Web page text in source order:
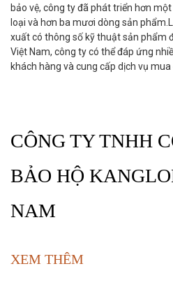
bảo vệ, công ty đã phát triển hơn
loại và hơn ba mươi dòng sản
xuất có thông số kỹ thuật sản phẩm
Việt Nam, công ty có thể đáp ứng
khách hàng và cung cấp dịch vụ
CÔNG TY TNHH
BẢO HỘ
NAM
XEM THÊM